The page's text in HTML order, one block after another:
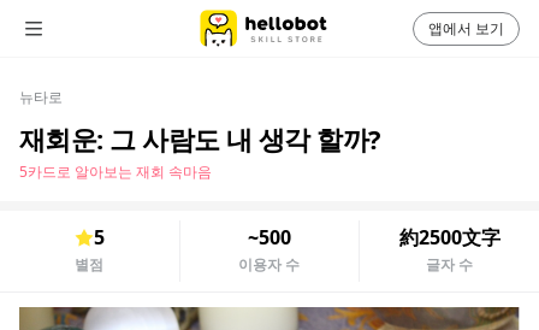
뉴타로
재회운: 그 사람도 내 생각 할까?
5카드로 알아보는 재회 속마음
5
별점
~500
이용자 수
約2500文字
글자 수
앱에서 보기